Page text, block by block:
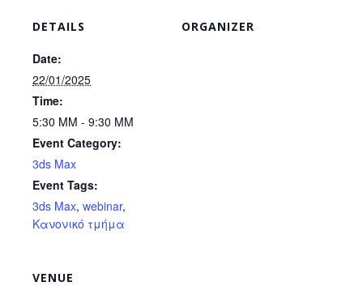
DETAILS
Date:
22/01/2025
Time:
5:30 ΜΜ - 9:30 ΜΜ
Event Category:
3ds Max
Event Tags:
3ds Max, webinar,
Κανονικό τμήμα
ORGANIZER
VENUE